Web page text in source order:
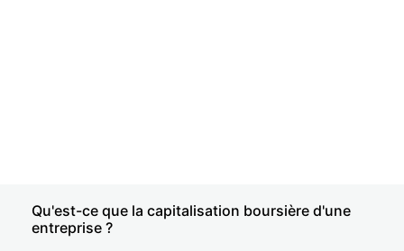
Qu'est-ce que la capitalisation boursière d'une
entreprise ?